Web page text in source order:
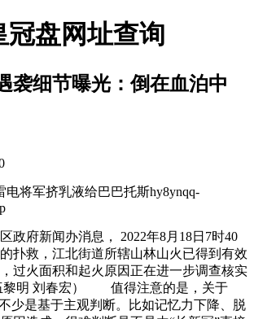
冠盘网址查询
袭细节曝光：倒在血泊中
电将军挤乳液给巴巴托斯hy8ynqq-
府新闻办消息， 2022年8月18日7时40
扑救，江北街道所辖山林山火已得到有效
过火面积和起火原因正在进一步调查核实
黎明 刘春宏） 值得注意的是，关于
少是基于主观判断。比如记忆力下降、脱